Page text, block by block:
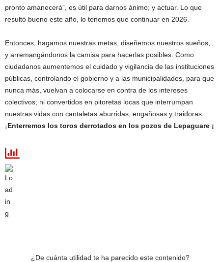
pronto amanecerá”, es útil para darnos ánimo; y actuar. Lo que
resultó bueno este año, lo tenemos que continuar en 2026.
Entonces, hagamos nuestras metas, diseñemos nuestros sueños,
y arremangándonos la camisa para hacerlas posibles. Como
ciudadanos aumentemos el cuidado y vigilancia de las instituciones
públicas, controlando el gobierno y a las municipalidades, para que
nunca más, vuelvan a colocarse en contra de los intereses
colectivos; ni convertidos en pitoretas locas que interrumpan
nuestras vidas con cantaletas aburridas, engañosas y traidoras.
¡Enterremos los toros derrotados en los pozos de Lepaguare ¡
¿De cuánta utilidad te ha parecido este contenido?